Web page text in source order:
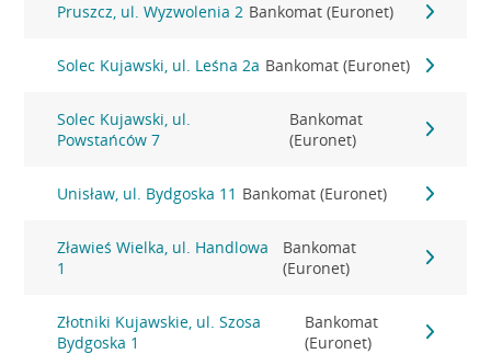
Pruszcz, ul. Wyzwolenia 2 Bankomat (Euronet)
Solec Kujawski, ul. Leśna 2a Bankomat (Euronet)
Solec Kujawski, ul.
Powstańców 7
Bankomat
(Euronet)
Unisław, ul. Bydgoska 11 Bankomat (Euronet)
Zławieś Wielka, ul. Handlowa
1
Bankomat
(Euronet)
Złotniki Kujawskie, ul. Szosa
Bydgoska 1
Bankomat
(Euronet)